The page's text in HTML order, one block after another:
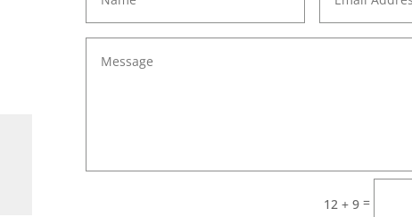
12 + 9=